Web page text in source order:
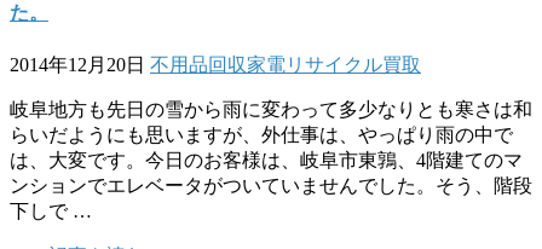
た。
2014年12月20日 不用品回収家電リサイクル買取
岐阜地方も先日の雪から雨に変わって多少なりとも寒さは和
らいだようにも思いますが、外仕事は、やっぱり雨の中で
は、大変です。今日のお客様は、岐阜市東鶉、4階建てのマ
ンションでエレベータがついていませんでした。そう、階段
下しで …